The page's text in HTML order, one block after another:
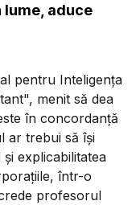
lume, aduce
pentru Inteligența
menit să dea
în concordanță
ar trebui să își
explicabilitatea
într-o
profesorul